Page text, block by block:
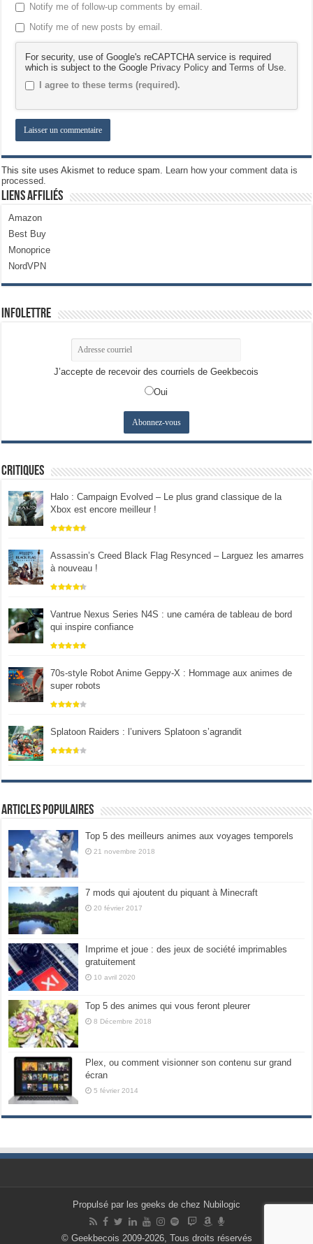
Notify me of follow-up comments by email.
Notify me of new posts by email.
For security, use of Google's reCAPTCHA service is required
which is subject to the Google Privacy Policy andTerms of Use
I agree to these terms (required).
This site uses Akismet to reduce spam. Learn how your comment data is
processed.
Liens Affiliés
Amazon
Best Buy
Monoprice
NordVPN
Infolettre
J’accepte de recevoir des courriels de Geekbecois
Oui
Critiques
Halo : Campaign Evolved – Le plus grand classique de la
Xbox est encore meilleur !
Assassin’s Creed Black Flag Resynced – Larguez les amarres
à nouveau !
Vantrue Nexus Series N4S : une caméra de tableau de bord
qui inspire confiance
70s-style Robot Anime Geppy-X : Hommage aux animes de
super robots
Splatoon Raiders : l’univers Splatoon s’agrandit
Articles populaires
Top 5 des meilleurs animes aux voyages temporels
21 novembre 2018
7 mods qui ajoutent du piquant à Minecraft
20 février 2017
Imprime et joue : des jeux de société imprimables
gratuitement
10 avril 2020
Top 5 des animes qui vous feront pleurer
8 Décembre 2018
Plex, ou comment visionner son contenu sur grand
écran
5 février 2014
Propulsé par les geeks de chez Nubilogic
© Geekbecois 2009-2026, Tous droits réservés